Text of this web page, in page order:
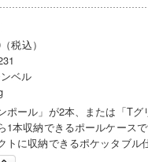
税込）
ベル
ポール」が2本、または「T
1本収納できるポールケース
トに収納できるポケッタブル